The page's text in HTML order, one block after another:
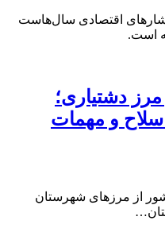
فشارهای اقتصادی‌ سال‌هاست
است.
مرز دشتیاری؛
و مهمات
از مرزهای شهرستان